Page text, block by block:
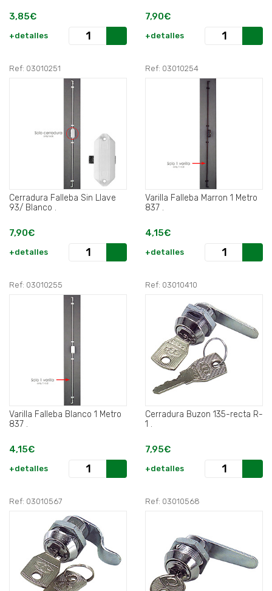
3,85€
+detalles
7,90€
+detalles
Ref: 03010251
Cerradura Falleba Sin Llave
93/ Blanco .
7,90€
+detalles
Ref: 03010254
Varilla Falleba Marron 1 Metro
837 .
4,15€
+detalles
Ref: 03010255
Varilla Falleba Blanco 1 Metro
837 .
4,15€
+detalles
Ref: 03010410
Cerradura Buzon 135-recta R-
1 .
7,95€
+detalles
Ref: 03010567 Ref: 03010568